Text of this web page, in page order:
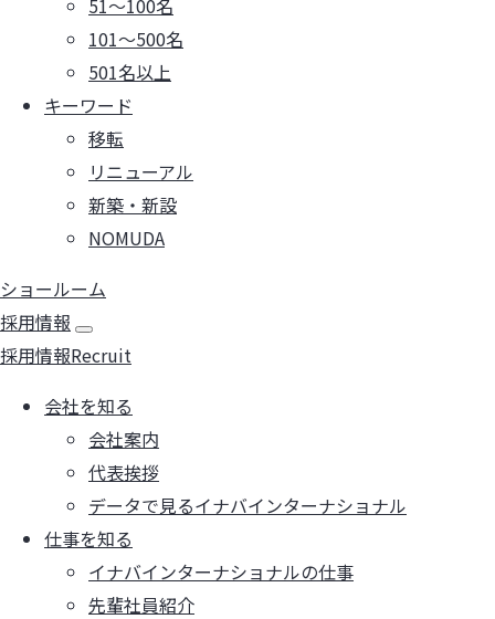
51～100名
101～500名
501名以上
キーワード
移転
リニューアル
新築・新設
NOMUDA
ショールーム
採用情報
採用情報Recruit
会社を知る
会社案内
代表挨拶
データで見るイナバインターナショナル
仕事を知る
イナバインターナショナルの仕事
先輩社員紹介